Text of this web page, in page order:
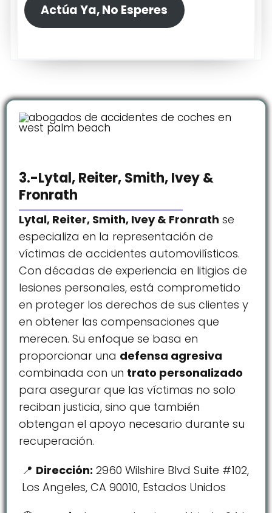
Actúa Ya, No Esperes
3.-Lytal, Reiter, Smith, Ivey &
Fronrath
Lytal, Reiter, Smith, Ivey & Fronrath se
especializa en la representación de
víctimas de accidentes automovilísticos.
Con décadas de experiencia en litigios de
lesiones personales, está comprometido
en proteger los derechos de sus clientes y
en obtener las compensaciones que
merecen. Su enfoque se basa en
proporcionar una defensa agresiva
combinada con un trato personalizado
para asegurar que las víctimas no solo
reciban justicia, sino que también
obtengan el apoyo necesario durante su
recuperación.
Dirección: 2960 Wilshire Blvd Suite #102,
Los Angeles, CA 90010, Estados Unidos